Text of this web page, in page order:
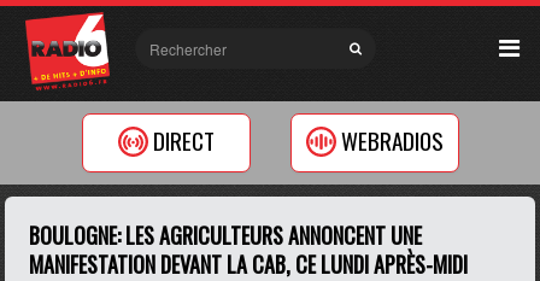
DIRECT WEBRADIOS
BOULOGNE: LES AGRICULTEURS ANNONCENT UNE
MANIFESTATION DEVANT LA CAB, CE LUNDI APRÈS-MIDI